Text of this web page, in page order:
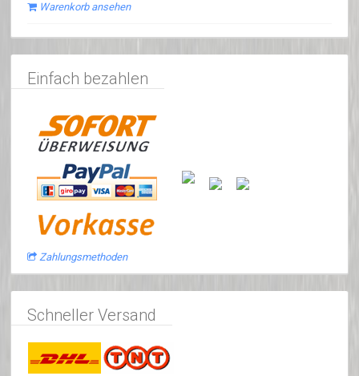
Warenkorb ansehen
Einfach bezahlen
Zahlungsmethoden
Schneller Versand